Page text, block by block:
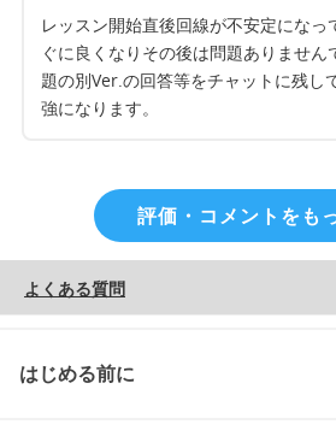
レッスン開始直後回線が不安定になっ
ぐに良くなりその後は問題ありません
題の別Ver.の回答等をチャットに残し
強になります。
評価・コメントをも
よくある質問
はじめる前に